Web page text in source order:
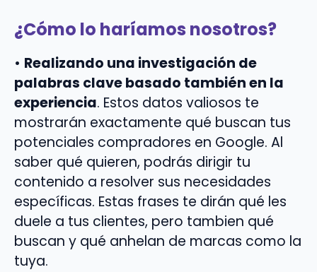
¿Cómo lo haríamos nosotros?
• Realizando una investigación de
palabras clave basado también en la
experiencia. Estos datos valiosos te
mostrarán exactamente qué buscan tus
potenciales compradores en Google. Al
saber qué quieren, podrás dirigir tu
contenido a resolver sus necesidades
específicas. Estas frases te dirán qué les
duele a tus clientes, pero tambien qué
buscan y qué anhelan de marcas como la
tuya.